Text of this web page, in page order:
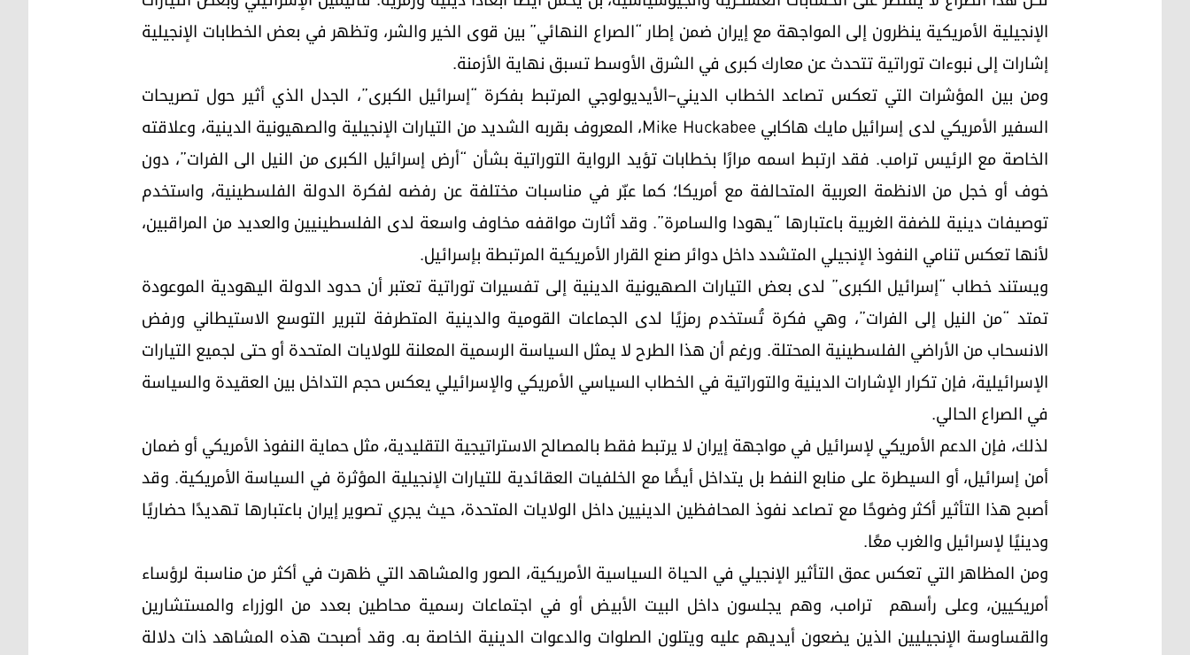
الإنجيلية الأمريكية ينظرون إلى المواجهة مع إيران ضمن إطار “الصراع النهائي” بين قوى الخير والشر، وتظهر في بعض الخطابات الإنجيلية
إشارات إلى نبوءات توراتية تتحدث عن معارك كبرى في الشرق الأوسط تسبق نهاية الأزمنة.
ومن بين المؤشرات التي تعكس تصاعد الخطاب الديني–الأيديولوجي المرتبط بفكرة “إسرائيل الكبرى”، الجدل الذي أثير حول تصريحات
السفير الأمريكي لدى إسرائيل مايك هاكابي Mike Huckabee، المعروف بقربه الشديد من التيارات الإنجيلية والصهيونية الدينية، وعلاقته
الخاصة مع الرئيس ترامب. فقد ارتبط اسمه مرارًا بخطابات تؤيد الرواية التوراتية بشأن “أرض إسرائيل الكبرى من النيل الى الفرات”، دون
خوف أو خجل من الانظمة العربية المتحالفة مع أمريكا؛ كما عبّر في مناسبات مختلفة عن رفضه لفكرة الدولة الفلسطينية، واستخدم
توصيفات دينية للضفة الغربية باعتبارها “يهودا والسامرة”. وقد أثارت مواقفه مخاوف واسعة لدى الفلسطينيين والعديد من المراقبين،
لأنها تعكس تنامي النفوذ الإنجيلي المتشدد داخل دوائر صنع القرار الأمريكية المرتبطة بإسرائيل.
ويستند خطاب “إسرائيل الكبرى” لدى بعض التيارات الصهيونية الدينية إلى تفسيرات توراتية تعتبر أن حدود الدولة اليهودية الموعودة
تمتد “من النيل إلى الفرات”، وهي فكرة تُستخدم رمزيًا لدى الجماعات القومية والدينية المتطرفة لتبرير التوسع الاستيطاني ورفض
الانسحاب من الأراضي الفلسطينية المحتلة. ورغم أن هذا الطرح لا يمثل السياسة الرسمية المعلنة للولايات المتحدة أو حتى لجميع التيارات
الإسرائيلية، فإن تكرار الإشارات الدينية والتوراتية في الخطاب السياسي الأمريكي والإسرائيلي يعكس حجم التداخل بين العقيدة والسياسة
في الصراع الحالي.
لذلك، فإن الدعم الأمريكي لإسرائيل في مواجهة إيران لا يرتبط فقط بالمصالح الاستراتيجية التقليدية، مثل حماية النفوذ الأمريكي أو ضمان
أمن إسرائيل، أو السيطرة على منابع النفط بل يتداخل أيضًا مع الخلفيات العقائدية للتيارات الإنجيلية المؤثرة في السياسة الأمريكية. وقد
أصبح هذا التأثير أكثر وضوحًا مع تصاعد نفوذ المحافظين الدينيين داخل الولايات المتحدة، حيث يجري تصوير إيران باعتبارها تهديدًا حضاريًا
ودينيًا لإسرائيل والغرب معًا.
ومن المظاهر التي تعكس عمق التأثير الإنجيلي في الحياة السياسية الأمريكية، الصور والمشاهد التي ظهرت في أكثر من مناسبة لرؤساء
أمريكيين، وعلى رأسهم ترامب، وهم يجلسون داخل البيت الأبيض أو في اجتماعات رسمية محاطين بعدد من الوزراء والمستشارين
والقساوسة الإنجيليين الذين يضعون أيديهم عليه ويتلون الصلوات والدعوات الدينية الخاصة به. وقد أصبحت هذه المشاهد ذات دلالة